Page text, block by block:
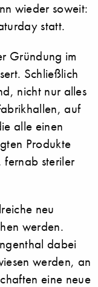
wieder soweit:
statt.
Gründung im
Schließlich
nicht nur alles
auf
alle einen
Produkte
fernab steriler
neu
werden.
dabei
werden, an
eine neue